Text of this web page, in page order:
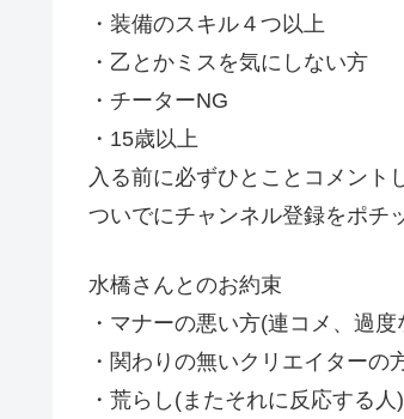
・装備のスキル４つ以上
・乙とかミスを気にしない方
・チーターNG
・15歳以上
入る前に必ずひとことコメント
ついでにチャンネル登録をポチ
水橋さんとのお約束
・マナーの悪い方(連コメ、過
・関わりの無いクリエイター
・荒らし(またそれに反応する